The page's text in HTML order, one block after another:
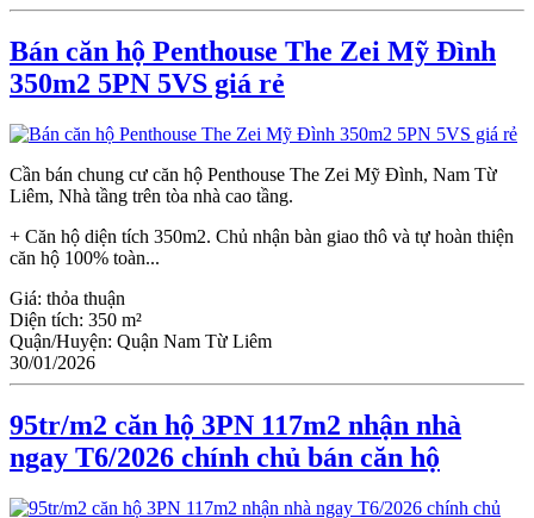
Bán căn hộ Penthouse The Zei Mỹ Đình
350m2 5PN 5VS giá rẻ
Cần bán chung cư căn hộ Penthouse The Zei Mỹ Đình, Nam Từ
Liêm, Nhà tầng trên tòa nhà cao tầng.
+ Căn hộ diện tích 350m2. Chủ nhận bàn giao thô và tự hoàn thiện
căn hộ 100% toàn...
Giá: thỏa thuận
Diện tích: 350 m²
Quận/Huyện: Quận Nam Từ Liêm
30/01/2026
95tr/m2 căn hộ 3PN 117m2 nhận nhà
ngay T6/2026 chính chủ bán căn hộ